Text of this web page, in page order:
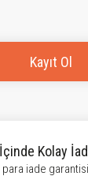
Kayıt Ol
Kolay
para iade garantisi